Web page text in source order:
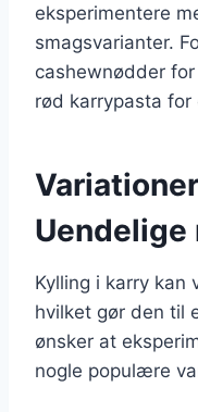
eksperimentere
smagsvarianter.
cashewnødder
rød karrypasta for
Kylling i karry kan
hvilket gør den til
ønsker at
nogle populære